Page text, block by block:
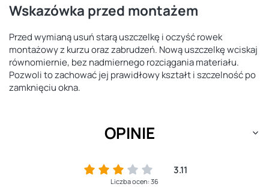
Wskazówka przed montażem
Przed wymianą usuń starą uszczelkę i oczyść rowek
montażowy z kurzu oraz zabrudzeń. Nową uszczelkę wciskaj
równomiernie, bez nadmiernego rozciągania materiału.
Pozwoli to zachować jej prawidłowy kształt i szczelność po
zamknięciu okna.
OPINIE
3.11
Liczba ocen: 36